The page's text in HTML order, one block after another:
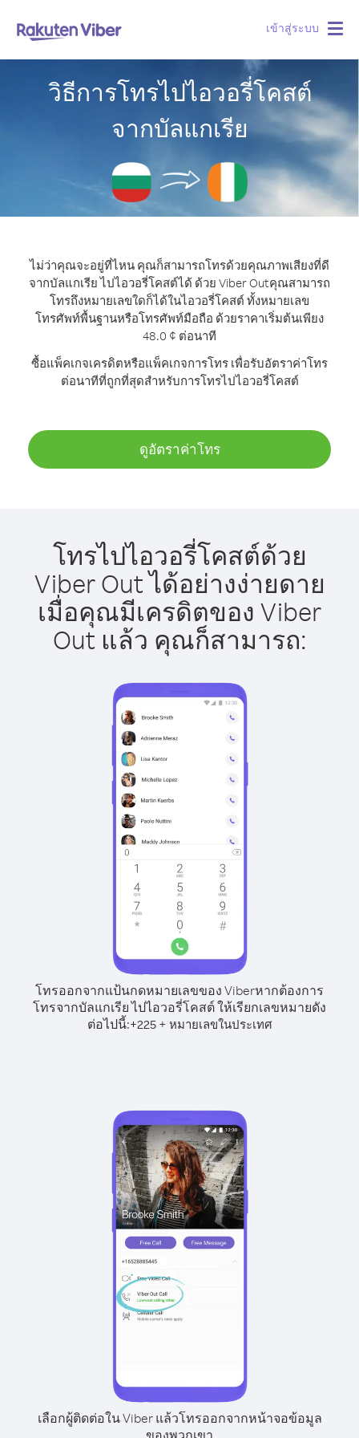
เข้าสู่ระบบ
วิธีการโทรไปไอวอรี่โคสต์
จากบัลแกเรีย
ไม่ว่าคุณจะอยู่ที่ไหน คุณก็สามารถโทรด้วยคุณภาพเสียงที่ดี
จากบัลแกเรีย ไปไอวอรี่โคสต์ได้ ด้วย Viber Outคุณสามารถ
โทรถึงหมายเลขใดก็ได้ในไอวอรี่โคสต์ ทั้งหมายเลข
โทรศัพท์พื้นฐานหรือโทรศัพท์มือถือ ด้วยราคาเริ่มต้นเพียง
48.0 ¢ ต่อนาที
ซื้อแพ็คเกจเครดิตหรือแพ็คเกจการโทร เพื่อรับอัตราค่าโทร
ต่อนาทีที่ถูกที่สุดสำหรับการโทรไปไอวอรี่โคสต์
ดูอัตราค่าโทร
โทรไปไอวอรี่โคสต์ด้วย
Viber Out ได้อย่างง่ายดาย
เมื่อคุณมีเครดิตของ Viber
Out แล้ว คุณก็สามารถ:
โทรออกจากแป้นกดหมายเลขของ Viberหากต้องการ
โทรจากบัลแกเรีย ไปไอวอรี่โคสต์ ให้เรียกเลขหมายดัง
ต่อไปนี้:+225+ หมายเลขในประเทศ
เลือกผู้ติดต่อใน Viber แล้วโทรออกจากหน้าจอข้อมูล
ของพวกเขา